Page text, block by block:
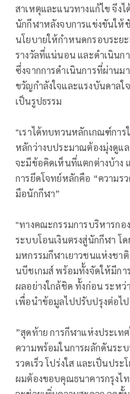
สาเหตุและแนวทางแก้ไข จึง
นักกีฬาหลังจบการแข่งขันให้
นโยบายให้กำหนดกรอบระยะ
รางวัลที่แน่นอน และดำเนินก
ซึ่งจากการดำเนินการที่ผ่านม
ขวัญกำลังใจและแรงบันดาล
เป็นรูปธรรม
"เราได้ทบทวนหลักเกณฑ์การ
หลักว่างบประมาณต้องมุ่งดูแ
จะมีข้อคิดเห็นที่แตกต่างบ้าง
การยึดโจทย์หลักคือ “ความรว
มือนักกีฬา”
"ทางคณะกรรมการบริหารก
ระบบโอนเงินตรงสู่นักกีฬา โด
มหกรรมกีฬาเยาวชนแห่งชา
นบีชเกมส์ พร้อมทั้งจัดให้มีกา
ผลอย่างใกล้ชิด ทั้งก่อน ระหว่
เพื่อนำข้อมูลไปปรับปรุงต่อไ
”สุดท้าย การกีฬาแห่งประเท
ความพร้อมในการผลักดันระ
รวดเร็ว โปร่งใส และเป็นปร
ผมต้องขอบคุณธนาคารกรุงไ